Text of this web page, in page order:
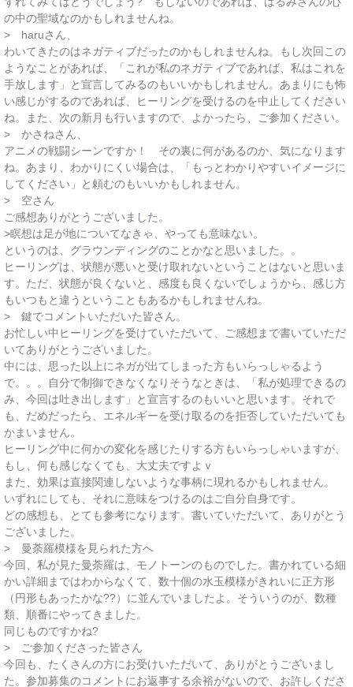
の中の聖域なのかもしれませんね。
> haruさん、
わいてきたのはネガティブだったのかもしれませんね。もし次回この
ようなことがあれば、「これが私のネガティブであれば、私はこれを
手放します」と宣言してみるのもいいかもしれません。あまりにも怖
い感じがするのであれば、ヒーリングを受けるのを中止してください
ね。また、次の新月も行いますので、よかったら、ご参加ください。
> かさねさん、
アニメの戦闘シーンですか！ その裏に何があるのか、気になります
ね。あまり、わかりにくい場合は、「もっとわかりやすいイメージに
してください」と頼むのもいいかもしれません。
> 空さん
ご感想ありがとうございました。
>瞑想は足が地についてなきゃ、やっても意味ない。
というのは、グラウンディングのことかなと思いました。。
ヒーリングは、状態が悪いと受け取れないということはないと思いま
す。ただ、状態が良くないと、感度も良くないでしょうから、感じ方
もいつもと違うということもあるかもしれませんね。
> 鍵でコメントいただいた皆さん。
お忙しい中ヒーリングを受けていただいて、ご感想まで書いていただ
いてありがとうございました。
中には、思った以上にネガが出てしまった方もいらっしゃるよう
で。。。自分で制御できなくなりそうなときは、「私が処理できるの
み、今回は吐き出します」と宣言するのもいいと思います。それで
も、だめだったら、エネルギーを受け取るのを拒否していただいても
かまいません。
ヒーリング中に何かの変化を感じたりする方もいらっしゃいますが、
もし、何も感じなくても、大丈夫ですよｖ
また、効果は直接関連しないような事柄に現れるかもしれません。
いずれにしても、それに意味をつけるのはご自分自身です。
どの感想も、とても参考になります。書いていただいて、ありがとう
ございました。
> 曼荼羅模様を見られた方へ
今回、私が見た曼荼羅は、モノトーンのものでした。書かれている細
かい詳細まではわからなくて、数十個の水玉模様がきれいに正方形
（円形もあったかな??）に並んでいましたよ。そういうのが、数種
類、順番にやってきました。
同じものですかね?
> ご参加くださった皆さん
今回も、たくさんの方にお受けいただいて、ありがとうございまし
た。参加募集のコメントにお返事する余裕がないので、お許しくださ